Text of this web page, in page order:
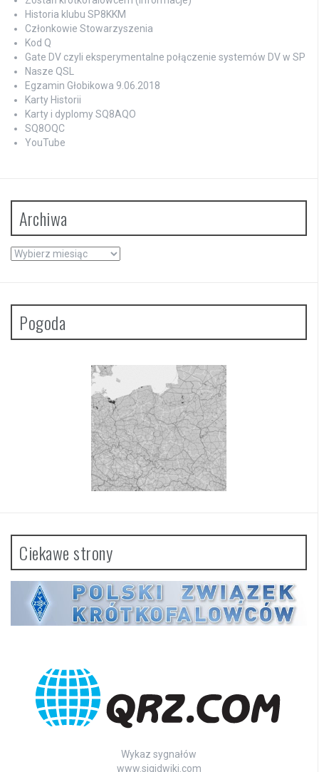
Historia klubu SP8KKM
Członkowie Stowarzyszenia
Kod Q
Gate DV czyli eksperymentalne połączenie systemów DV w SP
Nasze QSL
Egzamin Głobikowa 9.06.2018
Karty Historii
Karty i dyplomy SQ8AQO
SQ8OQC
YouTube
Archiwa
Archiwa
Pogoda
Ciekawe strony
Wykaz sygnałów
www.sigidwiki.com